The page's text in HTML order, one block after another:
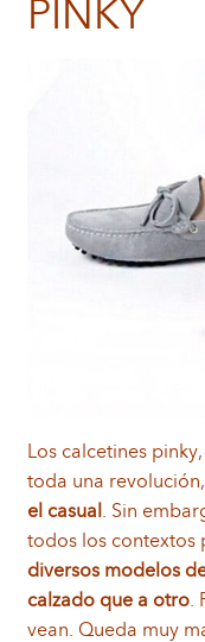
PINKY
Los calcetines
toda una revolución,
el casual
. Sin
todos los contextos
diversos modelos
calzado que a otro.
vean. Queda muy